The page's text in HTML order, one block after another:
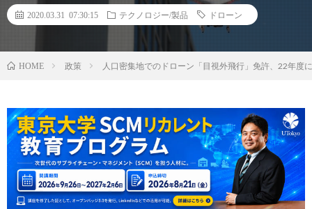
2020.03.31 07:30:15 テクノロジー/製品 ドローン
HOME 政策 人口密集地でのドローン「目視外飛行」免許、22年度